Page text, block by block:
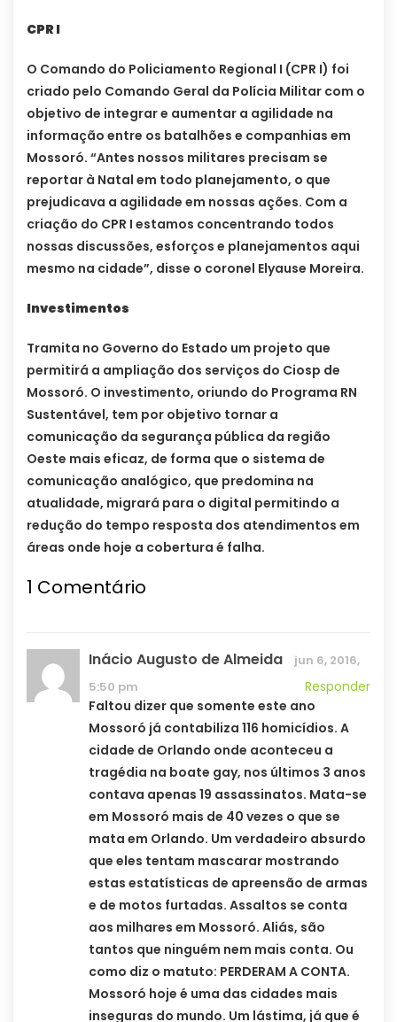
CPR I
O Comando do Policiamento Regional I (CPR I) foi
criado pelo Comando Geral da Polícia Militar com o
objetivo de integrar e aumentar a agilidade na
informação entre os batalhões e companhias em
Mossoró. “Antes nossos militares precisam se
reportar à Natal em todo planejamento, o que
prejudicava a agilidade em nossas ações. Com a
criação do CPR I estamos concentrando todos
nossas discussões, esforços e planejamentos aqui
mesmo na cidade”, disse o coronel Elyause Moreira.
Investimentos
Tramita no Governo do Estado um projeto que
permitirá a ampliação dos serviços do Ciosp de
Mossoró. O investimento, oriundo do Programa RN
Sustentável, tem por objetivo tornar a
comunicação da segurança pública da região
Oeste mais eficaz, de forma que o sistema de
comunicação analógico, que predomina na
atualidade, migrará para o digital permitindo a
redução do tempo resposta dos atendimentos em
áreas onde hoje a cobertura é falha.
1 Comentário
Inácio Augusto de Almeida
jun 6, 2016,
5:50 pm
Responder
Faltou dizer que somente este ano
Mossoró já contabiliza 116 homicídios. A
cidade de Orlando onde aconteceu a
tragédia na boate gay, nos últimos 3 anos
contava apenas 19 assassinatos. Mata-se
em Mossoró mais de 40 vezes o que se
mata em Orlando. Um verdadeiro absurdo
que eles tentam mascarar mostrando
estas estatísticas de apreensão de armas
e de motos furtadas. Assaltos se conta
aos milhares em Mossoró. Aliás, são
tantos que ninguém nem mais conta. Ou
como diz o matuto: PERDERAM A CONTA.
Mossoró hoje é uma das cidades mais
inseguras do mundo. Um lástima, já que é